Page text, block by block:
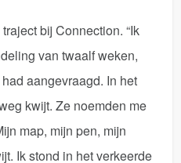
bij Connection. “Ik
van twaalf weken,
aangevraagd. In het
kwijt. Ze noemden me
map, mijn pen, mijn
Ik stond in het verkeerde